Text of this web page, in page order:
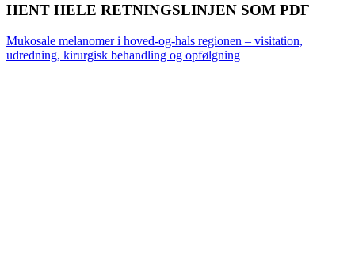
HENT HELE RETNINGSLINJEN SOM PDF
Mukosale melanomer i hoved-og-hals regionen – visitation,
udredning, kirurgisk behandling og opfølgning